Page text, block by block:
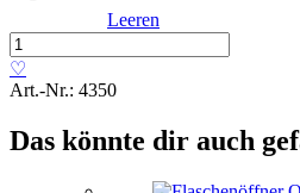
Leeren
Untersetzer
»Flaschenöffner«
Menge
♡
Art.-Nr.: 4350
Das könnte dir auch